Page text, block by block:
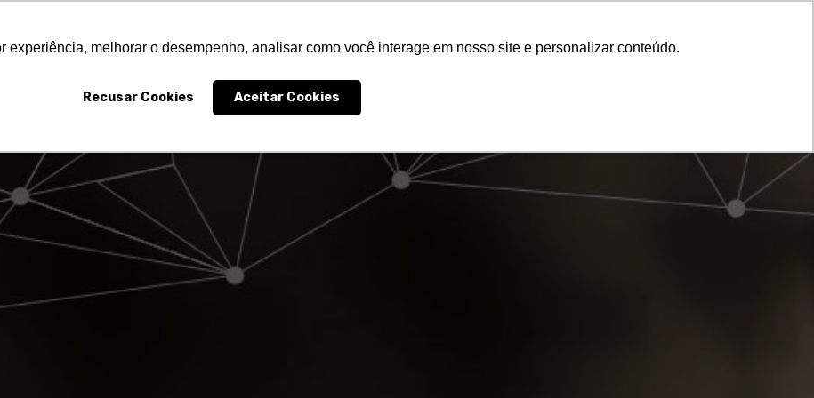
experiência, melhorar o desempenho, analisar como você interage em nosso site e personalizar conteúdo.
Recusar Cookies Aceitar Cookies
Skip
& SOLUÇÕES INDÚSTRIAS MATERIAIS SV BLOG CONTATO 
Solução